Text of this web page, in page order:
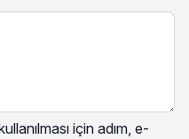
için adım, e-